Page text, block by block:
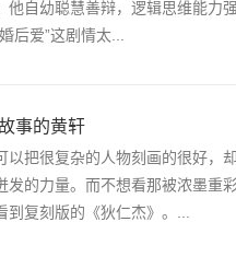
他自幼聪慧善辩，逻辑思维能力
后爱”这剧情太...
事的黄轩
以把很复杂的人物刻画的很好，
的力量。而不想看那被浓墨重
到复刻版的《狄仁杰》。...